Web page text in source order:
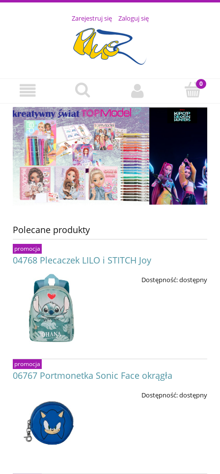
Zarejestruj się Zaloguj się
Polecane produkty
04768 Plecaczek LILO i STITCH Joy
Dostępność:dostępny
promocja
06767 Portmonetka Sonic Face okrągła
Dostępność:dostępny
promocja